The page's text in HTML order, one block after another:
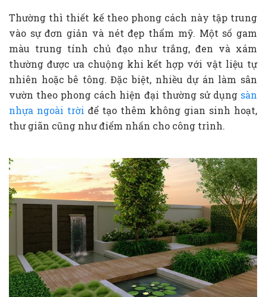
Thường thì thiết kế theo phong cách này tập trung
vào sự đơn giản và nét đẹp thẩm mỹ. Một số gam
màu trung tính chủ đạo như trắng, đen và xám
thường được ưa chuộng khi kết hợp với vật liệu tự
nhiên hoặc bê tông. Đặc biệt, nhiều dự án làm sân
vườn theo phong cách hiện đại thường sử dụng sàn
nhựa ngoài trời để tạo thêm không gian sinh hoạt,
thư giãn cũng như điểm nhấn cho công trình.